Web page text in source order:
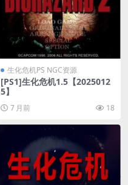
生化危机PS NGC资源
[PS1]生化危机1.5【2025012
5】
7 月前 18